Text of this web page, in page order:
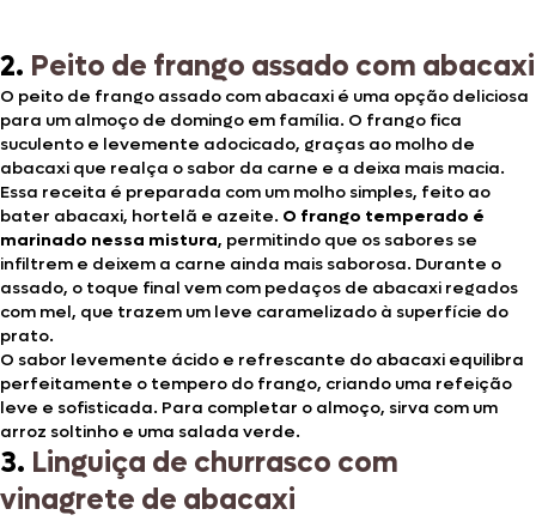
2. Peito de frango assado com abacaxi
O peito de frango assado com abacaxi é uma opção deliciosa
para um almoço de domingo em família. O frango fica
suculento e levemente adocicado, graças ao molho de
abacaxi que realça o sabor da carne e a deixa mais macia.
Essa receita é preparada com um molho simples, feito ao
bater abacaxi, hortelã e azeite. O frango temperado é
marinado nessa mistura, permitindo que os sabores se
infiltrem e deixem a carne ainda mais saborosa. Durante o
assado, o toque final vem com pedaços de abacaxi regados
com mel, que trazem um leve caramelizado à superfície do
prato.
O sabor levemente ácido e refrescante do abacaxi equilibra
perfeitamente o tempero do frango, criando uma refeição
leve e sofisticada. Para completar o almoço, sirva com um
arroz soltinho e uma salada verde.
3. Linguiça de churrasco com
vinagrete de abacaxi